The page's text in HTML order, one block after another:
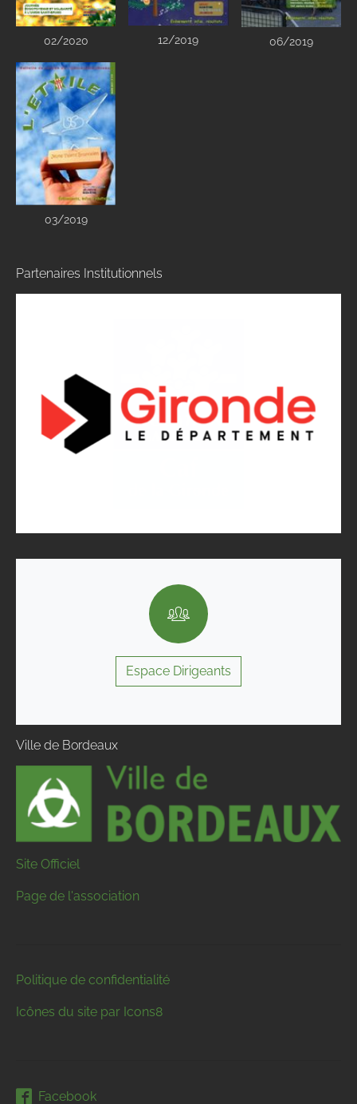
02/2020 12/2019 06/2019
03/2019
Partenaires Institutionnels
Espace Dirigeants
Ville de Bordeaux
Site Officiel
Page de l'association
Politique de confidentialité
Icônes du site par Icons8
Facebook